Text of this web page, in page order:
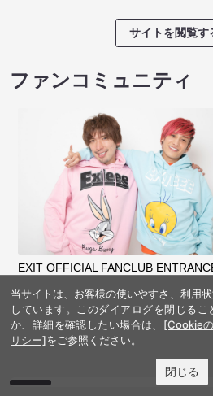
サイトを閲覧す
ファンコミュニティ
EXIT OFFICIAL FANCLUB
当サイトは、お客様の使いやすさ、利用
しています。このダイアログを閉じる
か、詳細を確認したい場合は、 [Cookie
リシー]をご参照ください。
閉じる